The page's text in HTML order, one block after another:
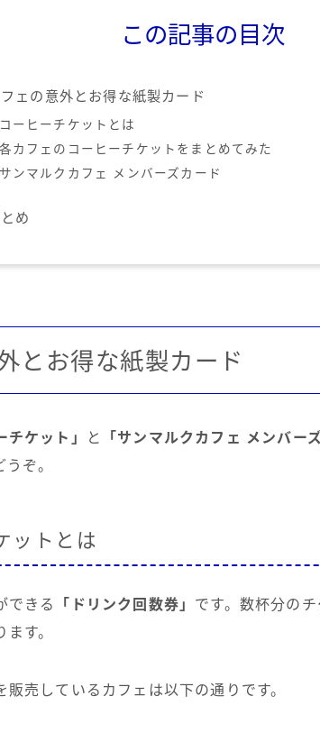
この記事の目次
フェの意外とお得な紙製カード
コーヒーチケットとは
各カフェのコーヒーチケットをまとめてみた
サンマルクカフェ メンバーズカード
め
とお得な紙製カード
チケット」 と 「サンマルクカフェ メンバー
ぞ。
ットとは
できる 「ドリンク回数券」 です。数杯分の
す。
販売しているカフェは以下の通りです。